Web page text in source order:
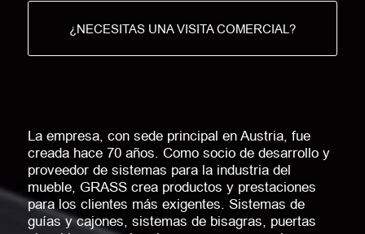
¿NECESITAS UNA VISITA COMERCIAL?
La empresa, con sede principal en Austria, fue
creada hace 70 años. Como socio de desarrollo y
proveedor de sistemas para la industria del
mueble, GRASS crea productos y prestaciones
para los clientes más exigentes. Sistemas de
guías y cajones, sistemas de bisagras, puertas